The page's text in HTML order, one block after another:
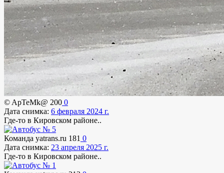
© ApTeMk@ 200 0
Дата снимка: 6 февраля 2024 г.
Где-то в Кировском районе..
Команда yatrans.ru 181 0
Дата снимка: 23 апреля 2025 г.
Где-то в Кировском районе..